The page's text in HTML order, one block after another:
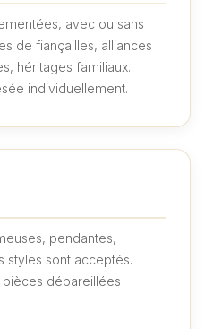
avec ou sans
de fiançailles, alliances
héritages familiaux.
individuellement.
pendantes,
styles sont acceptés.
dépareillées